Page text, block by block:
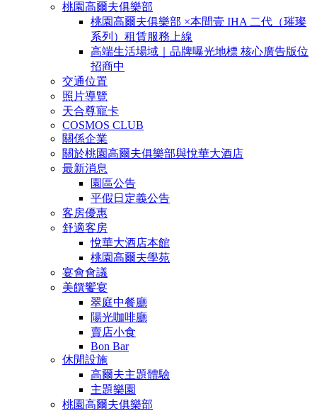
桃園高爾夫俱樂部
桃園高爾夫俱樂部 ×本間壹 IHA 二代（璀璨
系列）租賃服務上線
高端生活場域｜品牌曝光地標 核心廣告版位
招商中
交通位置
照片導覽
天合尊寵卡
COSMOS CLUB
關係企業
關於桃園高爾夫俱樂部與悅華大酒店
最新消息
園區公告
平假日定義公告
客房優惠
舒適客房
悅華大酒店本館
桃園高爾夫學苑
宴會會議
美饌饗宴
翠庭中餐廳
陽光咖啡廳
賣店小食
Bon Bar
休閒設施
高爾夫主題體驗
主題樂園
桃園高爾夫俱樂部